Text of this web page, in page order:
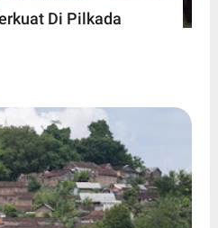
Di Pilkada